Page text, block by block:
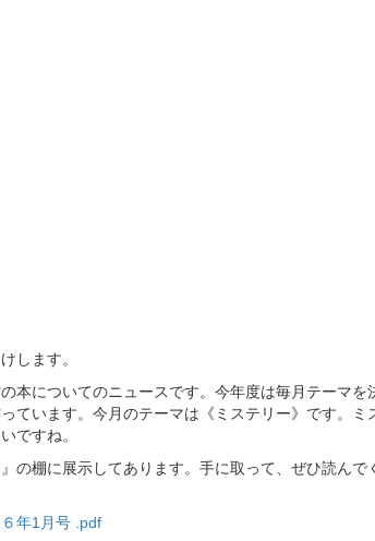
します。
本についてのニュースです。今年度は毎月テーマを
ています。今月のテーマは《ミステリー》です。ミ
ですね。
の棚に展示してあります。手に取って、ぜひ読んで
年1月号 .pdf